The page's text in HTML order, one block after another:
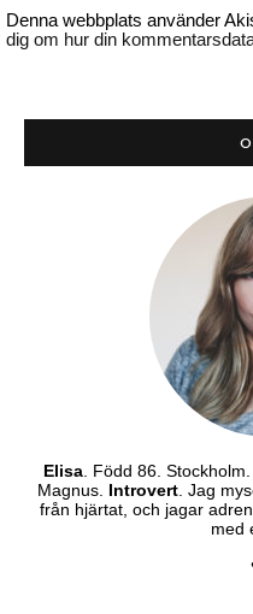
Denna webbplats använder
dig om hur din
Elisa. Född 86.
Magnus. Introvert . Jag
från hjärtat, och jagar
med